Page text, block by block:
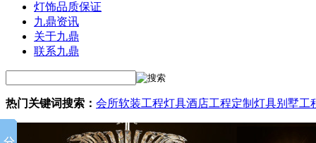
灯饰品质保证
九鼎资讯
关于九鼎
联系九鼎
热门关键词搜索： 会所软装工程灯具酒店工程定制灯具别墅工